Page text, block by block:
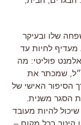
שלו ובעיקר
לחיות עד
פוליטי: מה
שמכתר את
הסיפור האישי של
הסגר משנית
שיכול להיות מעובד
היטב בכל מקום –